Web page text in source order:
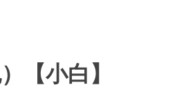
【小白】